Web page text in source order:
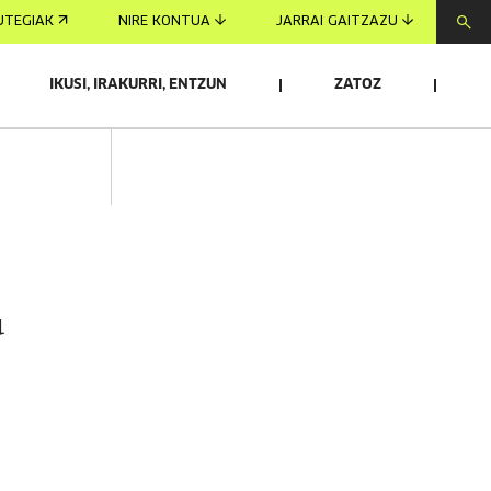
NIRE KONTUA JARRAI GAITZAZU
IKUSI, IRAKURRI, ENTZUN ZATOZ